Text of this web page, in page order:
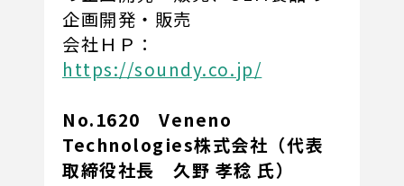
企画開発・販売
会社ＨＰ：
https://soundy.co.jp/
No.1620 Veneno
Technologies株式会社（代表
取締役社長 久野 孝稔 氏）